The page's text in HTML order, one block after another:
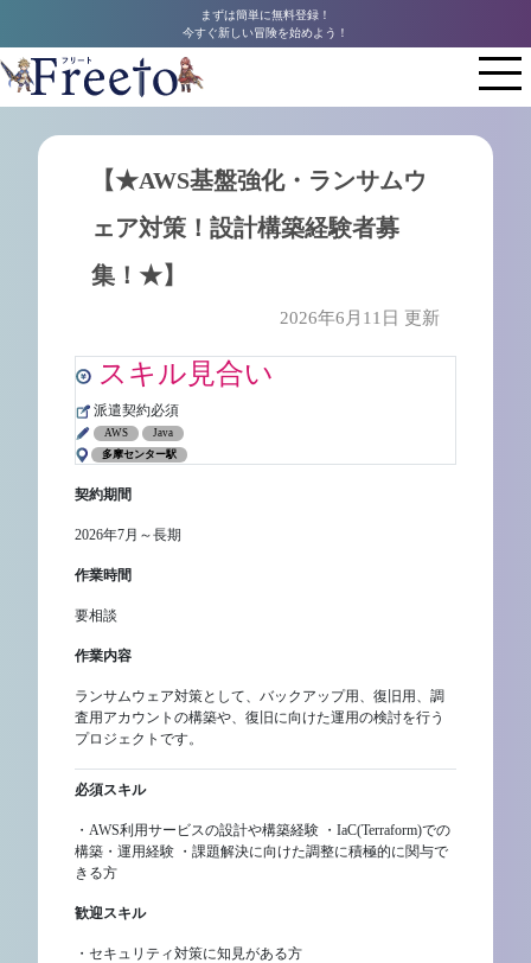
まずは簡単に無料登録！
今すぐ新しい冒険を始めよう！
【★AWS基盤強化・ランサムウ
ェア対策！設計構築経験者募
集！★】
2026年6月11日 更新
スキル見合い
派遣契約必須
AWS
Java
多摩センター駅
契約期間
2026年7月～長期
作業時間
要相談
作業内容
ランサムウェア対策として、バックアップ用、復旧用、調
査用アカウントの構築や、復旧に向けた運用の検討を行う
プロジェクトです。
必須スキル
・AWS利用サービスの設計や構築経験 ・IaC(Terraform)での
構築・運用経験 ・課題解決に向けた調整に積極的に関与で
きる方
歓迎スキル
・セキュリティ対策に知見がある方